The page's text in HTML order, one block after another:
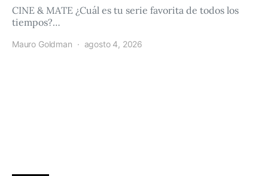
CINE & MATE ¿Cuál es tu serie favorita de todos los
tiempos?…
Mauro Goldman agosto 4, 2026